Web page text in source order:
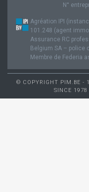
N°
Agréation IPI
101.248 (agent
Assurance RC
Belgium SA – police
Membre de Federia
© COPYRIGHT PIM.BE -
SINCE 1978